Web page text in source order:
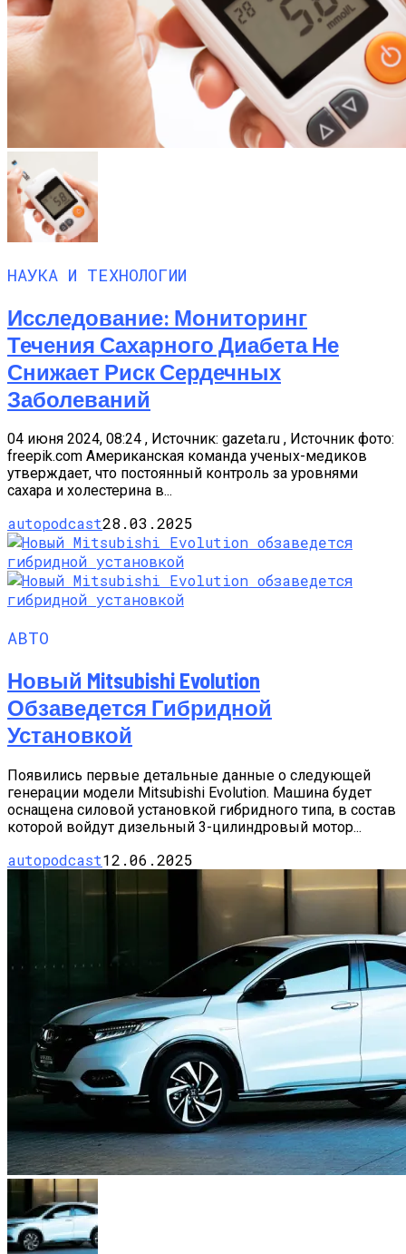
НАУКА И ТЕХНОЛОГИИ
Исследование: Мониторинг
Течения Сахарного Диабета Не
Снижает Риск Сердечных
Заболеваний
04 июня 2024, 08:24 , Источник: gazeta.ru , Источник фото:
freepik.com Американская команда ученых-медиков
утверждает, что постоянный контроль за уровнями
сахара и холестерина в...
autopodcast28.03.2025
АВТО
Новый Mitsubishi Evolution
Обзаведется Гибридной
Установкой
Появились первые детальные данные о следующей
генерации модели Mitsubishi Evolution. Машина будет
оснащена силовой установкой гибридного типа, в состав
которой войдут дизельный 3-цилиндровый мотор...
autopodcast12.06.2025